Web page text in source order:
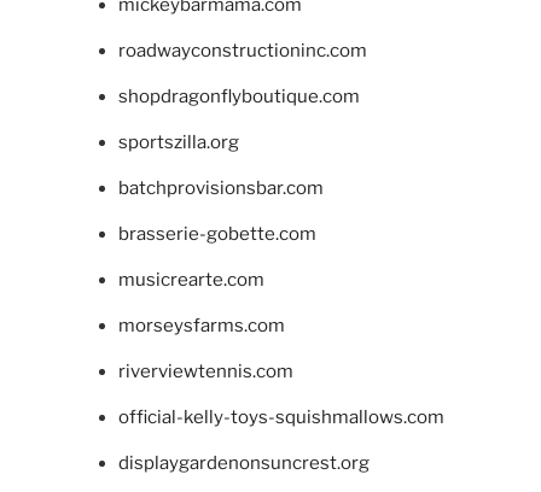
mickeybarmama.com
roadwayconstructioninc.com
shopdragonflyboutique.com
sportszilla.org
batchprovisionsbar.com
brasserie-gobette.com
musicrearte.com
morseysfarms.com
riverviewtennis.com
official-kelly-toys-squishmallows.com
displaygardenonsuncrest.org